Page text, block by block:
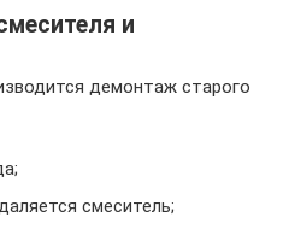
и
демонтаж старого
смеситель;